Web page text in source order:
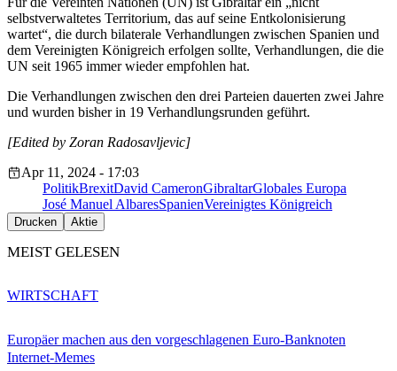
selbstverwaltetes Territorium, das auf seine Entkolonisierung
wartet“, die durch bilaterale Verhandlungen zwischen Spanien und
dem Vereinigten Königreich erfolgen sollte, Verhandlungen, die die
UN seit 1965 immer wieder empfohlen hat.
Die Verhandlungen zwischen den drei Parteien dauerten zwei Jahre
und wurden bisher in 19 Verhandlungsrunden geführt.
[Edited by Zoran Radosavljevic]
Apr 11, 2024 - 17:03
PolitikBrexitDavid CameronGibraltarGlobales Europa
José Manuel AlbaresSpanienVereinigtes Königreich
Drucken Aktie
MEIST GELESEN
Europäer machen aus den vorgeschlagenen Euro-Banknoten
Internet-Memes
WIRTSCHAFT